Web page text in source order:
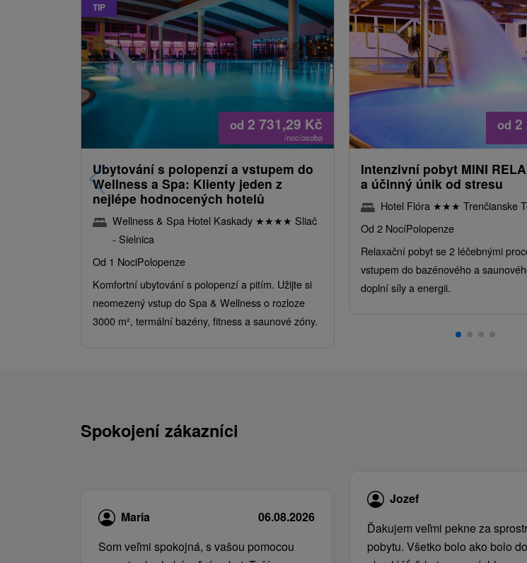
TIP
od 2 731,29 Kč
/noc/osoba
Ubytování s polopenzí a vstupem do
Wellness a Spa: Klienty jeden z
nejlépe hodnocených hotelů
Wellness & Spa Hotel Kaskady ★★★★ Sliač
- Sielnica
Od 1 NociPolopenze
Komfortní ubytování s polopenzí a pitím. Užijte si
neomezený vstup do Spa & Wellness o rozloze
3000 m², termální bazény, fitness a saunové zóny.
od 2
Intenzivní pobyt MINI
a účinný únik od stresu
Hotel Flóra ★★★ Trenčianske
Od 2 NocíPolopenze
Relaxační pobyt se 2 léčebnými
vstupem do bazénového a
doplní síly a energii.
Spokojení zákazníci
Maria
06.08.2026
Som veľmi spokojná, s vašou pomocou
Jozef
Ďakujem veľmi pekne za
pobytu. Všetko bolo ako bolo